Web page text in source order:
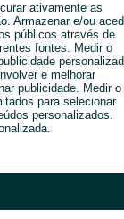
ativamente as
Armazenar e/ou
públicos através de
fontes. Medir o
e melhorar
publicidade. Medir o
para selecionar
personalizados.